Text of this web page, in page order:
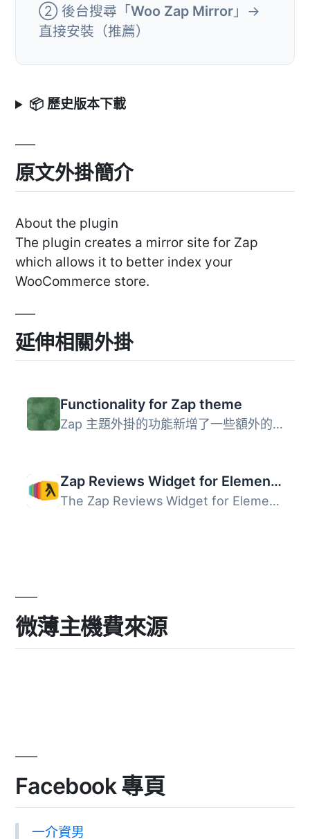
② 後台搜尋「Woo Zap Mirror 」→
直接安裝（推薦）
📦 歷史版本下載
原文外掛簡介
About the plugin
The plugin creates a mirror site for Zap
which allows it to better index your
WooCommerce store.
延伸相關外掛
Functionality for Zap theme
Zap 主題外掛的功能新增了一些額外的功能。
Zap Reviews Widget for Elementor
The Zap Reviews Widget for Elementor allows you to easily...
微薄主機費來源
Facebook 專頁
一介資男